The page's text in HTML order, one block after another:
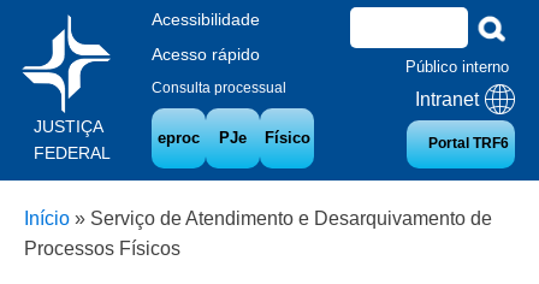
JUSTIÇA
FEDERAL
Acessibilidade
Acesso rápido
Consulta processual
eproc PJe Físico
Público interno
Intranet
Portal TRF6
Início » Serviço de Atendimento e Desarquivamento de
Processos Físicos